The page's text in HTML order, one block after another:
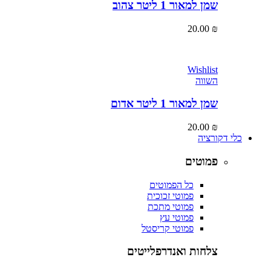
שמן למאור 1 ליטר צהוב
20.00
Wishlist
שמן למאור 1 ליטר אדום
20.00
כלי דקורציה
פמוטים
כל הפמוטים
פמוטי זכוכית
פמוטי מתכת
פמוטי עץ
פמוטי קריסטל
צלחות ואנדרפלייטים